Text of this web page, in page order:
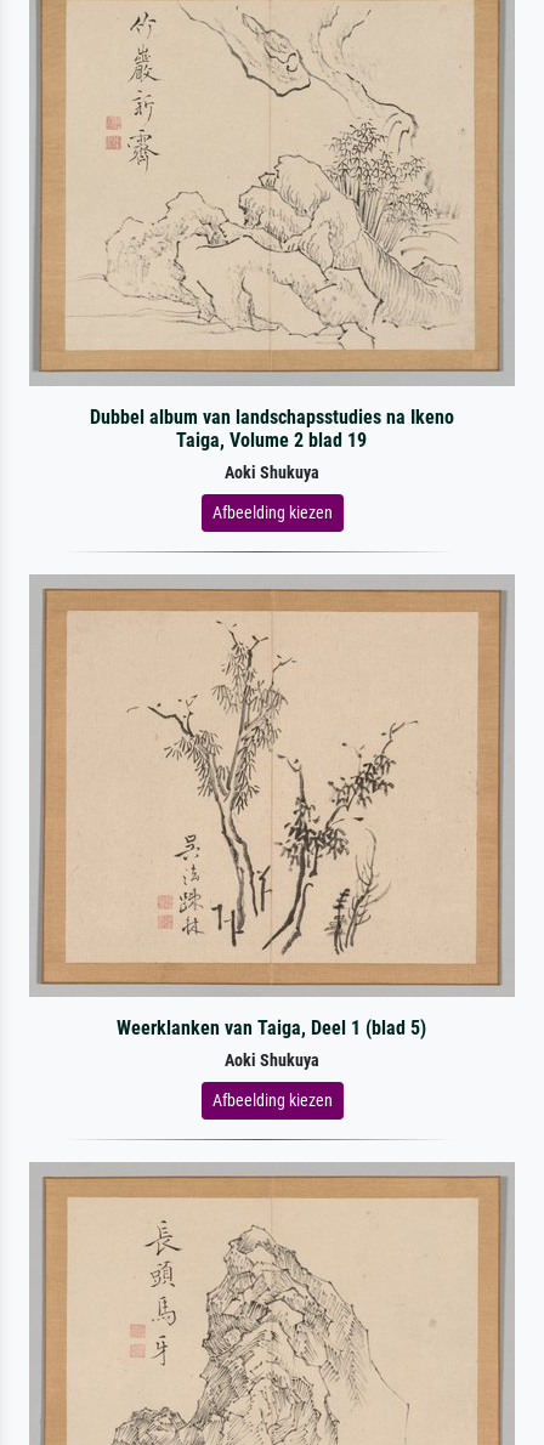
Dubbel album van landschapsstudies na Ikeno
Taiga, Volume 2 blad 19
Aoki Shukuya
Afbeelding kiezen
Weerklanken van Taiga, Deel 1 (blad 5)
Aoki Shukuya
Afbeelding kiezen